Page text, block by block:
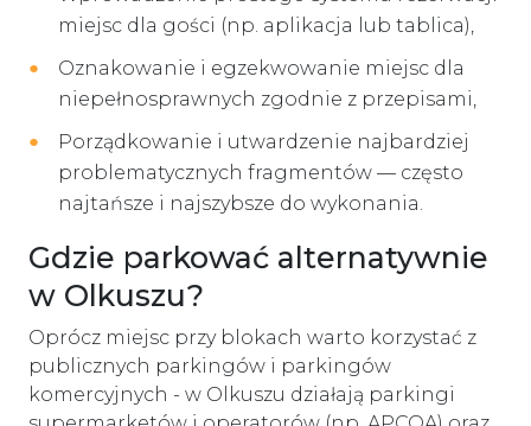
miejsc dla gości (np. aplikacja lub tablica),
Oznakowanie i egzekwowanie miejsc dla
niepełnosprawnych zgodnie z przepisami,
Porządkowanie i utwardzenie najbardziej
problematycznych fragmentów — często
najtańsze i najszybsze do wykonania.
Gdzie parkować alternatywnie
w Olkuszu?
Oprócz miejsc przy blokach warto korzystać z
publicznych parkingów i parkingów
komercyjnych - w Olkuszu działają parkingi